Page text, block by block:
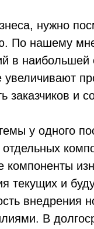
нужно
По нашему
в наибольшей
заказчиков и
у одного
компоненты
текущих и
внедрения
В